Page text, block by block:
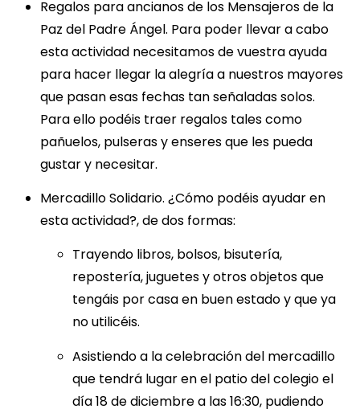
Regalos para ancianos de los Mensajeros de la
Paz del Padre Ángel. Para poder llevar a cabo
esta actividad necesitamos de vuestra ayuda
para hacer llegar la alegría a nuestros mayores
que pasan esas fechas tan señaladas solos.
Para ello podéis traer regalos tales como
pañuelos, pulseras y enseres que les pueda
gustar y necesitar.
Mercadillo Solidario. ¿Cómo podéis ayudar en
esta actividad?, de dos formas:
Trayendo libros, bolsos, bisutería,
repostería, juguetes y otros objetos que
tengáis por casa en buen estado y que ya
no utilicéis.
Asistiendo a la celebración del mercadillo
que tendrá lugar en el patio del colegio el
día 18 de diciembre a las 16:30, pudiendo